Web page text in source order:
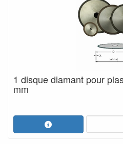
1 disque diamant pour
mm